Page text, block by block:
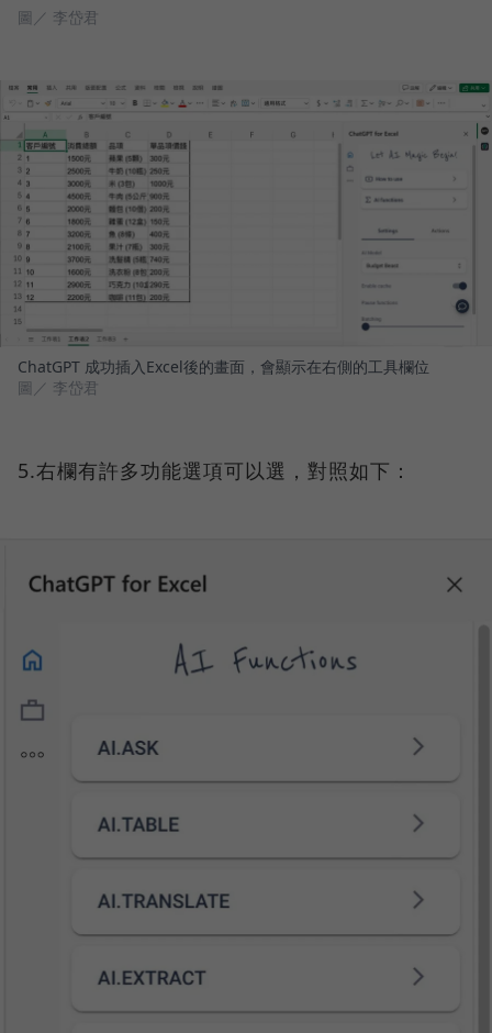
圖／ 李岱君
ChatGPT 成功插入Excel後的畫面，會顯示在右側的工具欄位
圖／ 李岱君
5.右欄有許多功能選項可以選，對照如下：